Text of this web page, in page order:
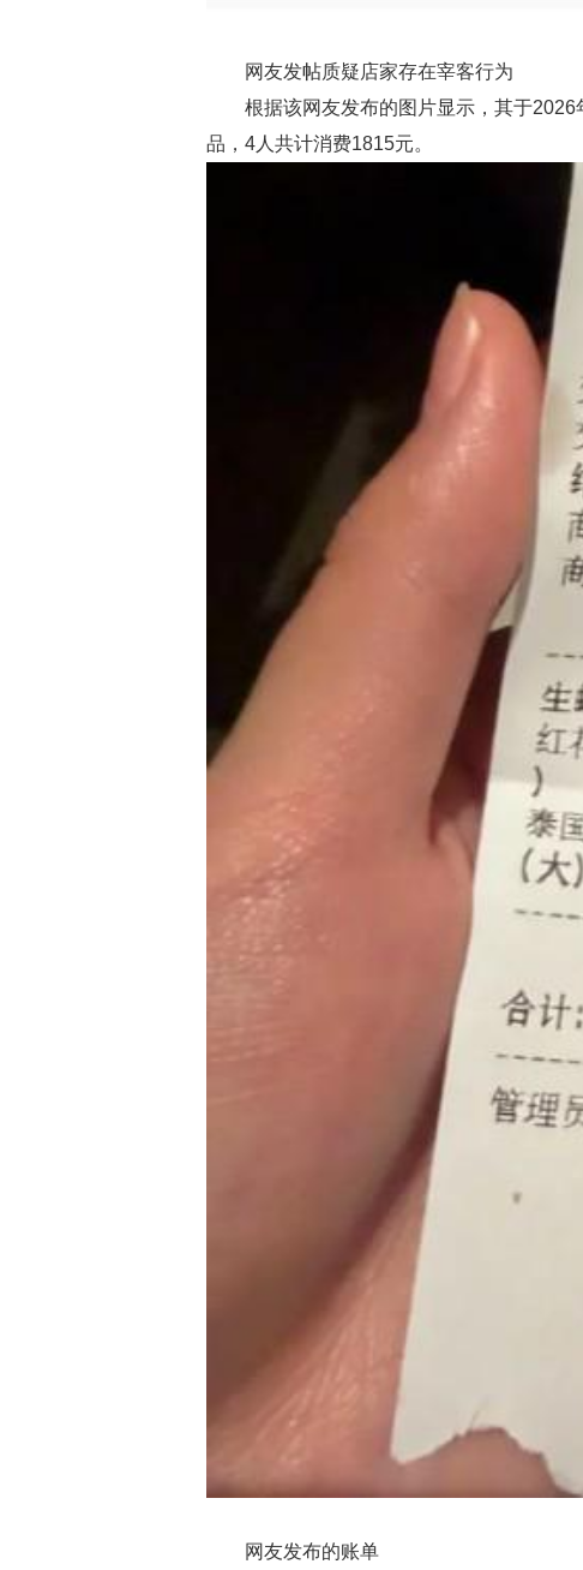
网友发帖质疑店家存在宰客行为
根据该网友发布的图片显示，其于
品，4人共计消费1815元。
网友发布的账单